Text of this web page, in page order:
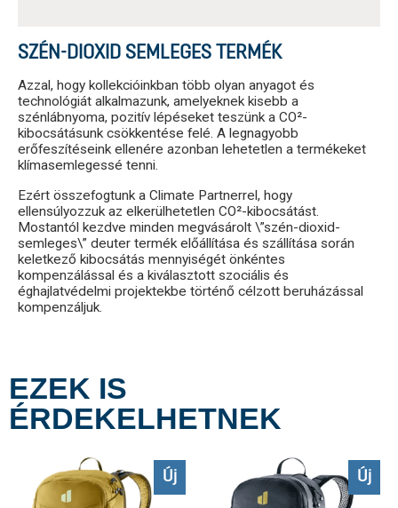
SZÉN-DIOXID SEMLEGES TERMÉK
Azzal, hogy kollekcióinkban több olyan anyagot és
technológiát alkalmazunk, amelyeknek kisebb a
szénlábnyoma, pozitív lépéseket teszünk a CO²-
kibocsátásunk csökkentése felé. A legnagyobb
erőfeszítéseink ellenére azonban lehetetlen a termékeket
klímasemlegessé tenni.
Ezért összefogtunk a Climate Partnerrel, hogy
ellensúlyozzuk az elkerülhetetlen CO²-kibocsátást.
Mostantól kezdve minden megvásárolt \”szén-dioxid-
semleges\” deuter termék előállítása és szállítása során
keletkező kibocsátás mennyiségét önkéntes
kompenzálással és a kiválasztott szociális és
éghajlatvédelmi projektekbe történő célzott beruházással
kompenzáljuk.
EZEK IS
ÉRDEKELHETNEK
Új Új